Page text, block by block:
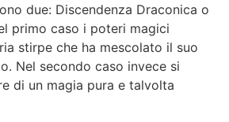
due: Discendenza Draconica o
primo caso i poteri magici
stirpe che ha mescolato il suo
Nel secondo caso invece si
di un magia pura e talvolta